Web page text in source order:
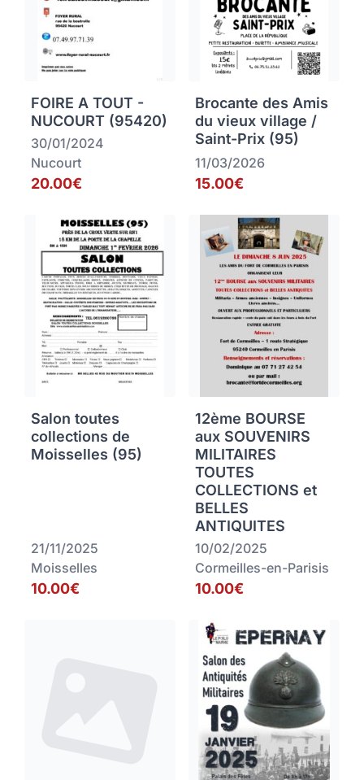
FOIRE A TOUT -
NUCOURT (95420)
30/01/2024
Nucourt
20.00€
Brocante des Amis
du vieux village /
Saint-Prix (95)
11/03/2026
15.00€
Salon toutes
collections de
Moisselles (95)
21/11/2025
Moisselles
10.00€
12ème BOURSE
aux SOUVENIRS
MILITAIRES
TOUTES
COLLECTIONS et
BELLES
ANTIQUITES
10/02/2025
Cormeilles-en-Parisis
10.00€